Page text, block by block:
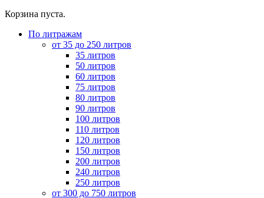
Корзина пуста.
По литражам
от 35 до 250 литров
35 литров
50 литров
60 литров
75 литров
80 литров
90 литров
100 литров
110 литров
120 литров
150 литров
200 литров
240 литров
250 литров
от 300 до 750 литров